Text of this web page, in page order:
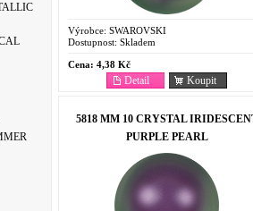
Výrobce: SWAROVSKI
Dostupnost: Skladem
Cena: 4,38 Kč
Koupit
Detail
5818 MM 10 CRYSTAL
PURPLE PEARL